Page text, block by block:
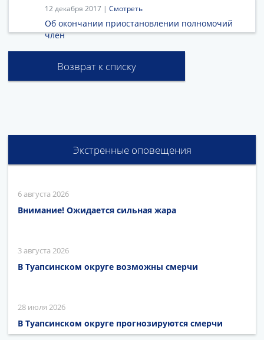
12 декабря 2017 | Смотреть
Об окончании приостановлении полномочий
член
Возврат к списку
Экстренные оповещения
6 августа 2026
Внимание! Ожидается сильная жара
3 августа 2026
В Туапсинском округе возможны смерчи
28 июля 2026
В Туапсинском округе прогнозируются смерчи